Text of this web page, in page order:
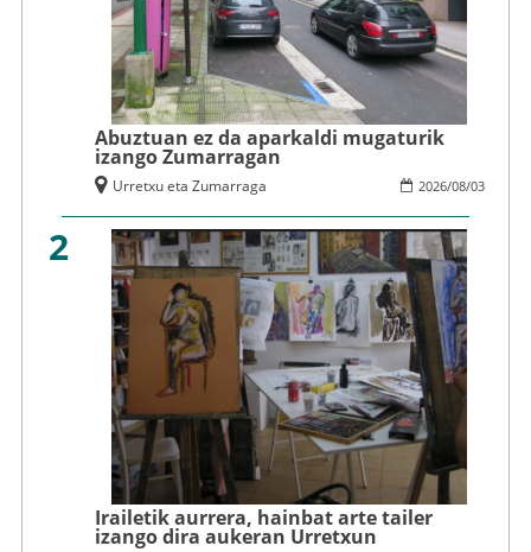
Abuztuan ez da aparkaldi mugaturik
izango Zumarragan
2026/08/03
Urretxu eta Zumarraga
2
Irailetik aurrera, hainbat arte tailer
izango dira aukeran Urretxun